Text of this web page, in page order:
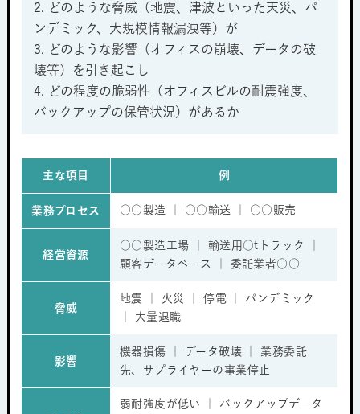
2. どのような脅威（地震、津波といった天災、パ
ンデミック、大規模情報漏洩等）が
3. どのような影響（オフィスの崩壊、データの破
壊等）を引き起こし
4. どの程度の脆弱性（オフィスビルの耐震強度、
バックアップの保管状況）があるか
主な項目 例
業務プロセス ○○製造 ｜ ○○輸送 ｜ ○○販売
経営資源
○○製造工場 ｜ 輸送用○tトラック ｜
顧客データベース ｜ 委託業者○○
脅威
地震 ｜ 火災 ｜ 停電 ｜ パンデミック
｜ 大量退職
影響
機器損傷 ｜ データ破壊 ｜ 業務委託
先、サプライヤーの事業停止
弱耐強度が低い ｜ バックアップデータ